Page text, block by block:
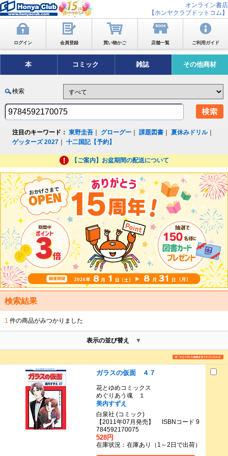
オンライン書店
【ホンヤクラブドットコム】
ログイン 会員登録 買い物かご 店舗一覧 ご利用ガイド
本 コミック 雑誌 その他商材
検索
注目のキーワード： 東野圭吾 グローグー ｜課題図書 ｜夏休みドリル｜
ゲッターズ 2027 ｜十二国記【予約】
【ご案内】お盆期間の配送について
検索結果
1 件の商品がみつかりました
表示の並び替え
ガラスの仮面 ４７
花とゆめコミックス
めぐりあう魂 １
美内すずえ
白泉社 (コミック)
【2011年07月発売】 ISBNコード 9
784592170075
528円
在庫状況：在庫あり（1～2日で出荷）